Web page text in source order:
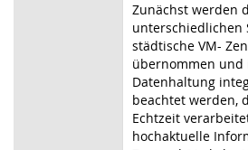
Zunächst werden
unterschiedlichen
städtische VM-
übernommen und
Datenhaltung
beachtet werden,
Echtzeit
hochaktuelle